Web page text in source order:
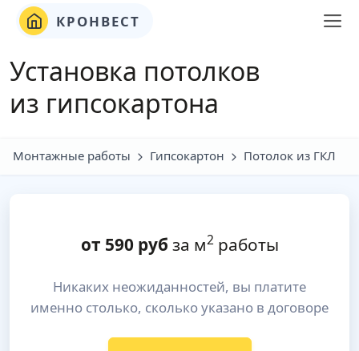
КРОНВЕСТ
Установка потолков
из гипсокартона
Монтажные работы Гипсокартон Потолок из ГКЛ
от 590руб за м2работы
Никаких неожиданностей, вы платите
именно столько, сколько указано в договоре